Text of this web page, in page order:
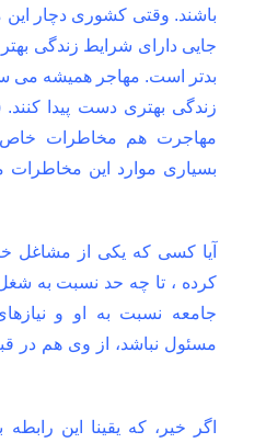
باشند. وقتی کشوری دچار
جایی دارای شرایط زندگی
بدتر است. مهاجر همیشه می
زندگی بهتری دست پیدا
مهاجرت هم مخاطرات
بسیاری موارد این
آیا کسی که یکی از مشاغل
کرده ، تا چه حد نسبت به
جامعه نسبت به او و
مسئول نباشد، از وی هم در
اگر خیر، که یقینا این